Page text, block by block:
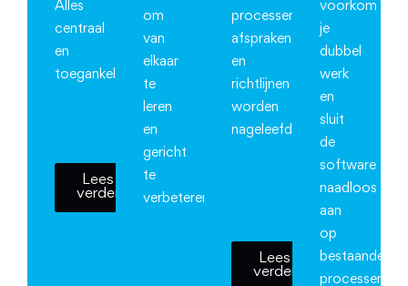
Alles
centraal
en
toegankelijk.
Lees
verder
om
van
elkaar
te
leren
en
gericht
te
verbeteren.
processen,
afspraken
en
richtlijnen
worden
nageleefd.
Lees
verder
voorkom
je
dubbel
werk
en
sluit
de
software
naadloos
aan
op
bestaande
processen.